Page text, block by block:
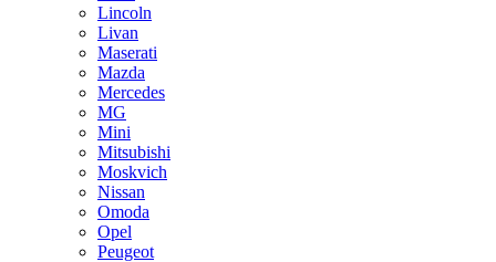
Lincoln
Livan
Maserati
Mazda
Mercedes
MG
Mini
Mitsubishi
Moskvich
Nissan
Omoda
Opel
Peugeot